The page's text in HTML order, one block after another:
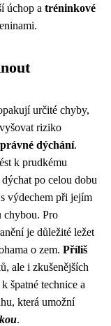
úchop a tréninkové
určité chyby,
riziko
dýchání.
k prudkému
po celou dobu
výdechem při jejím
chybou. Pro
je důležité ležet
o zem. Příliš
ale i zkušenějších
špatné technice a
která umožní
.